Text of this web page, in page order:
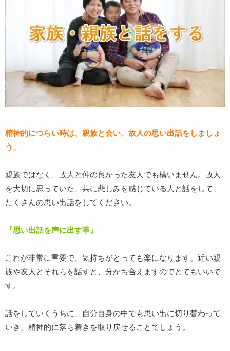
精神的につらい時は、親族と会い、故人の思い出話をしましょ
う。
親族ではなく、故人と仲の良かった友人でも構いません。故人
を大切に思っていた、共に悲しみを感じている人と話をして、
たくさんの思い出話をしてください。
『思い出話を声に出す事』
これが非常に重要で、気持ちがとっても楽になります。近い親
族や友人とそれらを話すと、分かち合えますのでとてもいいで
す。
話をしていくうちに、自分自身の中でも思い出に切り替わって
いき、精神的に落ち着きを取り戻せることでしょう。